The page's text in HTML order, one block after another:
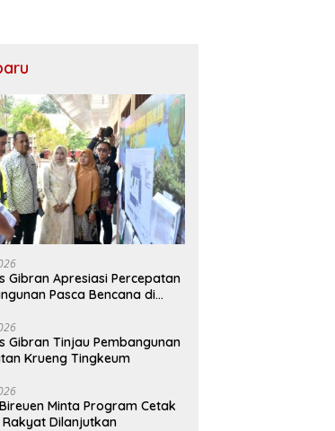
Gibran Apresiasi Percepatan
Pasca Bencana di
Gibran Tinjau Pembangunan
Krueng Tingkeum
Minta Program Cetak
Rakyat Dilanjutkan